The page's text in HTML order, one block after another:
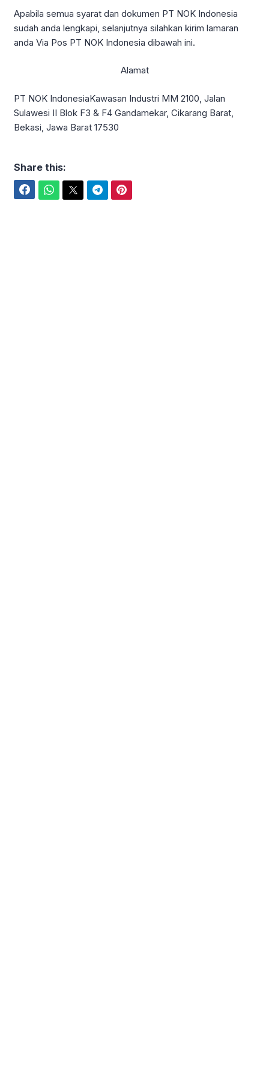
Apabila semua syarat dan dokumen PT NOK Indonesia
sudah anda lengkapi, selanjutnya silahkan kirim lamaran
anda Via Pos PT NOK Indonesia dibawah ini.
Alamat
PT NOK IndonesiaKawasan Industri MM 2100, Jalan
Sulawesi II Blok F3 & F4 Gandamekar, Cikarang Barat,
Bekasi, Jawa Barat 17530
Share this: